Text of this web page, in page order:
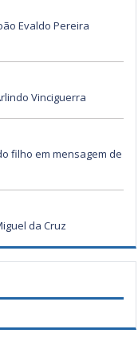
Evaldo Pereira
Vinciguerra
filho em mensagem de
da Cruz